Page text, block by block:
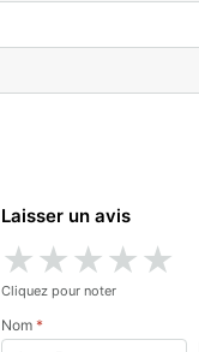
Laisser un avis
★★★★★
Cliquez pour noter
Nom *